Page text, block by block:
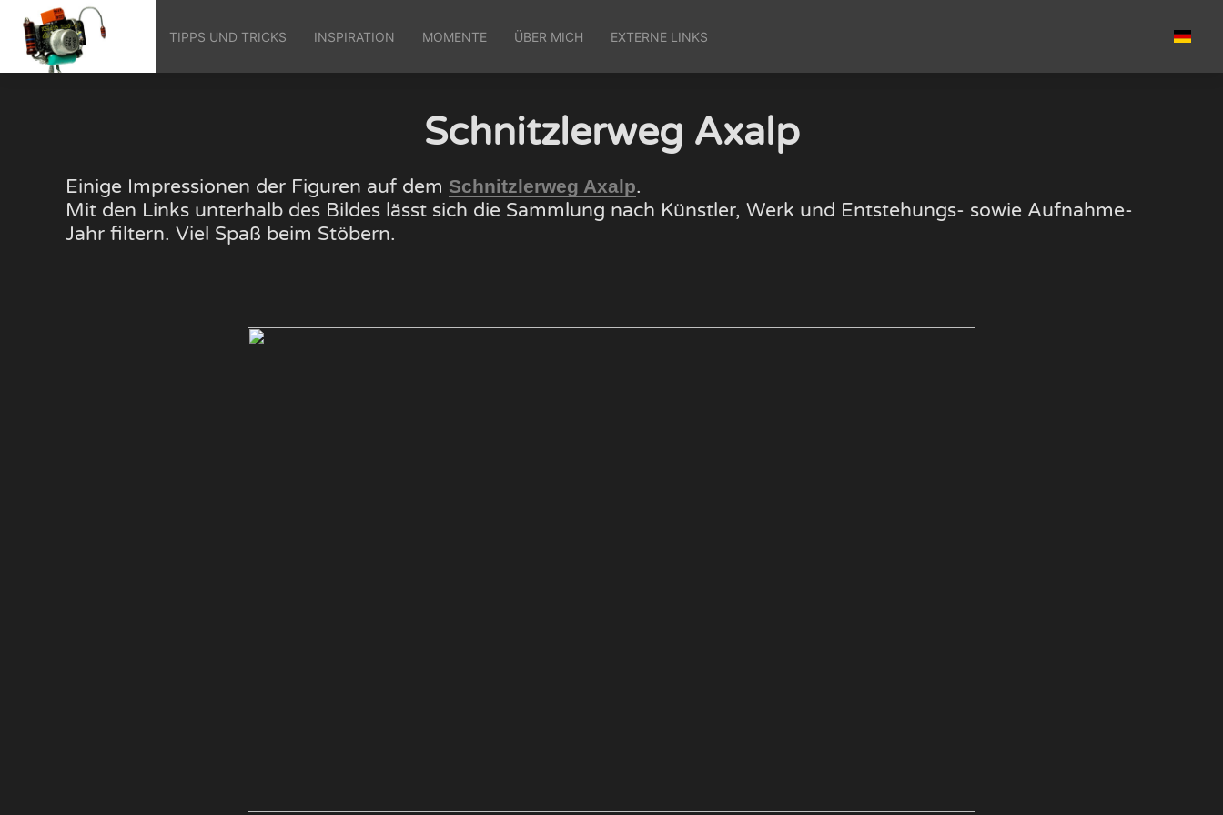
TIPPS UND TRICKS INSPIRATION MOMENTE ÜBER MICH EXTERNE LINKS
Schnitzlerweg Axalp
Einige Impressionen der Figuren auf dem Schnitzlerweg Axalp.
Mit den Links unterhalb des Bildes lässt sich die Sammlung nach Künstler, Werk und Entstehungs- sowie Aufnahme-
Jahr filtern. Viel Spaß beim Stöbern.